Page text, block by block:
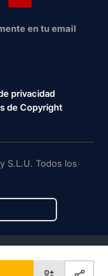
en tu email
privacidad
de Copyright
S.L.U. Todos los